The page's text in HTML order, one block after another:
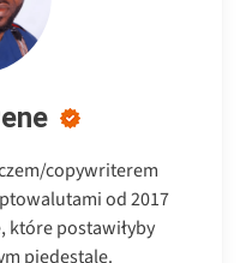
copywriterem
od 2017
które postawiłyby
piedestale.